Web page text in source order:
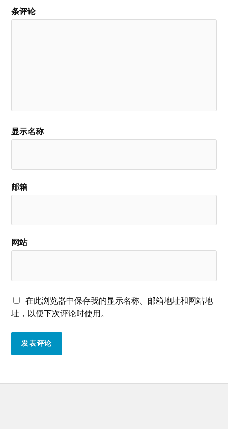
条评论
显示名称
邮箱
网站
在此浏览器中保存我的显示名称、邮箱地址和网站地
址，以便下次评论时使用。